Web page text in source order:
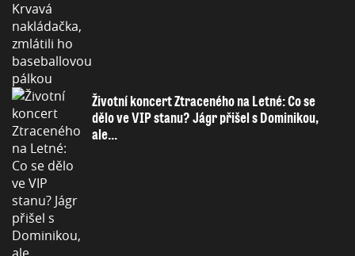
Životní koncert Ztraceného na Letné: Co se
dělo ve VIP stanu? Jágr přišel s Dominikou,
ale...